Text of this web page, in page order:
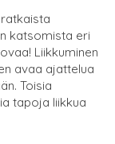
katsomista eri
Liikkuminen
avaa ajattelua
Toisia
tapoja liikkua